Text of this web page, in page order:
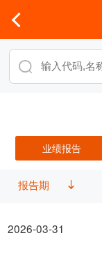
业绩报告
报告期
2026-03-31